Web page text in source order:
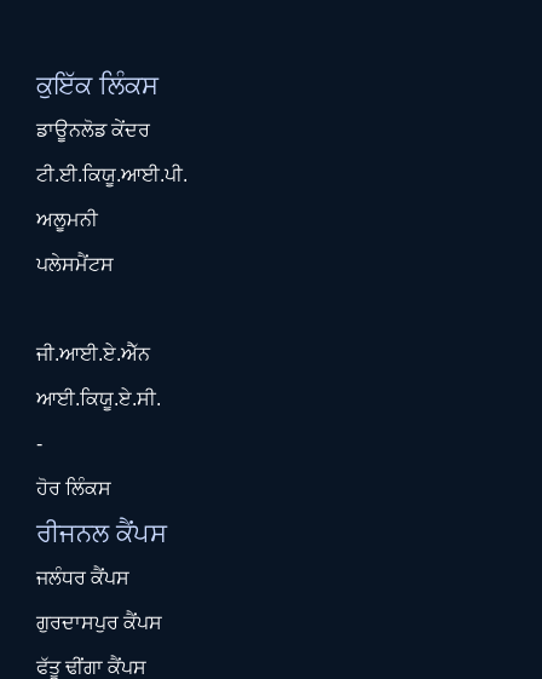
ਕੁਇੱਕ ਲਿੰਕਸ
ਡਾਊਨਲੋਡ ਕੇਂਦਰ
ਟੀ.ਈ.ਕਿਯੂ.ਆਈ.ਪੀ.
ਅਲੂਮਨੀ
ਪਲੇਸਮੈਂਟਸ
ਜੀ.ਆਈ.ਏ.ਐੱਨ
ਆਈ.ਕਿਯੂ.ਏ.ਸੀ.
-
ਹੋਰ ਲਿੰਕਸ
ਰੀਜਨਲ ਕੈਂਪਸ
ਜਲੰਧਰ ਕੈਂਪਸ
ਗੁਰਦਾਸਪੁਰ ਕੈਂਪਸ
ਫੱਤੂ ਢੀਂਗਾ ਕੈਂਪਸ